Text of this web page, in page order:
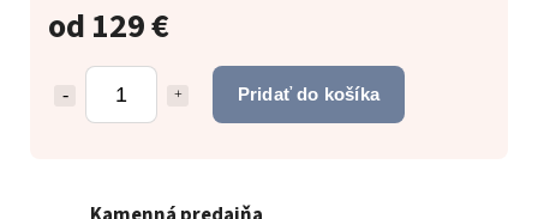
od 129 €
Pridať do košíka